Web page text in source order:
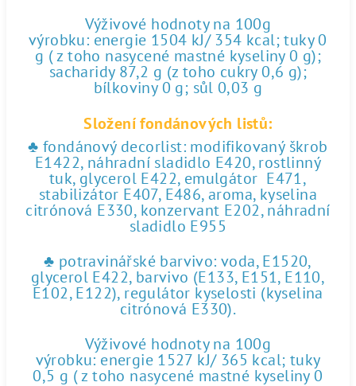
Výživové hodnoty na 100g
výrobku: energie 1504 kJ/ 354 kcal; tuky 0
g ( z toho nasycené mastné kyseliny 0 g);
sacharidy 87,2 g (z toho cukry 0,6 g);
bílkoviny 0 g; sůl 0,03 g
Složení fondánových listů:
♣ fondánový decorlist: modifikovaný škrob
E1422, náhradní sladidlo E420, rostlinný
tuk, glycerol E422, emulgátor E471,
stabilizátor E407, E486, aroma, kyselina
citrónová E330, konzervant E202, náhradní
sladidlo E955
♣ potravinářské barvivo: voda, E1520,
glycerol E422, barvivo (E133, E151, E110,
E102, E122), regulátor kyselosti (kyselina
citrónová E330).
Výživové hodnoty na 100g
výrobku: energie 1527 kJ/ 365 kcal; tuky
0,5 g ( z toho nasycené mastné kyseliny 0